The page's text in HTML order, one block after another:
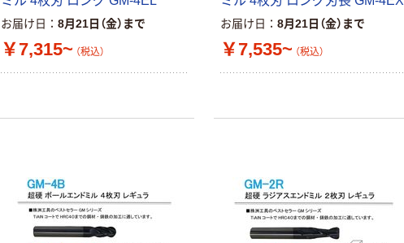
お届け日 8月21日（金）まで
￥7,315~ （税込）
お届け日 8月21日（金）まで
￥7,535~ （税込）